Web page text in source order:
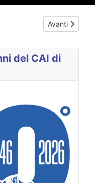
2026-2028Articolo
Avanti
del CAI di